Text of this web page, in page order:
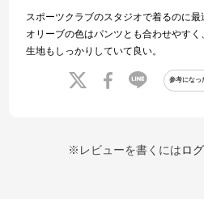
スポーツクラブのスタジオで着るのに最
オリーブの色はパンツとも合わせやすく
生地もしっかりしていて良い。
参考になっ
※レビューを書くにはロ